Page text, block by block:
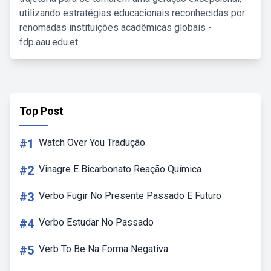
utilizando estratégias educacionais reconhecidas por
renomadas instituições acadêmicas globais -
fdp.aau.edu.et.
Top Post
#1 Watch Over You Tradução
#2 Vinagre E Bicarbonato Reação Química
#3 Verbo Fugir No Presente Passado E Futuro
#4 Verbo Estudar No Passado
#5 Verb To Be Na Forma Negativa